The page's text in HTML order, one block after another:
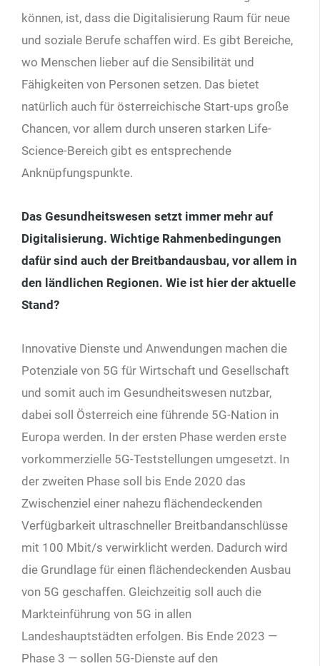
können, ist, dass die Digitalisierung Raum für neue
und soziale Berufe schaffen wird. Es gibt Bereiche,
wo Menschen lieber auf die Sensibilität und
Fähigkeiten von Personen setzen. Das bietet
natürlich auch für österreichische Start-ups große
Chancen, vor allem durch unseren starken Life-
Science-Bereich gibt es entsprechende
Anknüpfungspunkte.
Das Gesundheitswesen setzt immer mehr auf
Digitalisierung. Wichtige Rahmenbedingungen
dafür sind auch der Breitbandausbau, vor allem in
den ländlichen Regionen. Wie ist hier der aktuelle
Stand?
Innovative Dienste und Anwendungen machen die
Potenziale von 5G für Wirtschaft und Gesellschaft
und somit auch im Gesundheitswesen nutzbar,
dabei soll Österreich eine führende 5G-Nation in
Europa werden. In der ersten Phase werden erste
vorkommerzielle 5G-Teststellungen umgesetzt. In
der zweiten Phase soll bis Ende 2020 das
Zwischenziel einer nahezu flächendeckenden
Verfügbarkeit ultraschneller Breitbandanschlüsse
mit 100 Mbit/s verwirklicht werden. Dadurch wird
die Grundlage für einen flächendeckenden Ausbau
von 5G geschaffen. Gleichzeitig soll auch die
Markteinführung von 5G in allen
Landeshauptstädten erfolgen. Bis Ende 2023 —
Phase 3 — sollen 5G-Dienste auf den